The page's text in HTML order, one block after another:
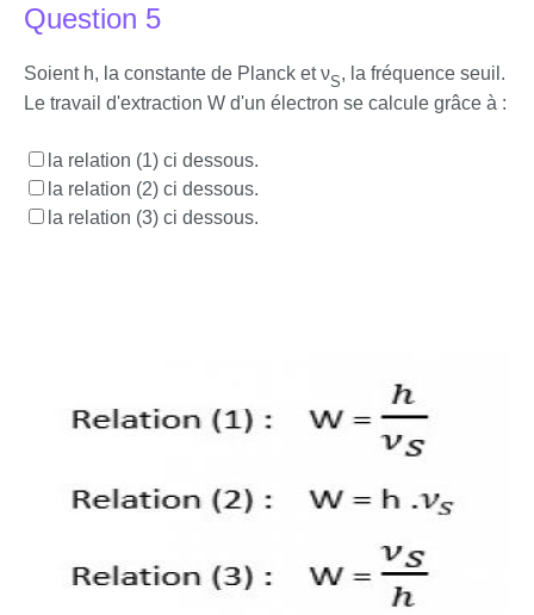
Question 5
Soient h, la constante de Planck et νS, la fréquence seuil.
Le travail d'extraction W d'un électron se calcule grâce à :
la relation (1) ci dessous.
la relation (2) ci dessous.
la relation (3) ci dessous.